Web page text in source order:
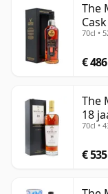
The
70cl •
€ 486
The
18
70cl •
€ 535